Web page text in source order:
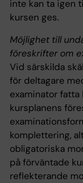
inte kan ta igen
kursen ges.
Möjlighet till
föreskrifter om
Vid särskilda
för deltagare
examinator
kursplanens
komplettering,
obligatoriska
på förväntade
reflekterande